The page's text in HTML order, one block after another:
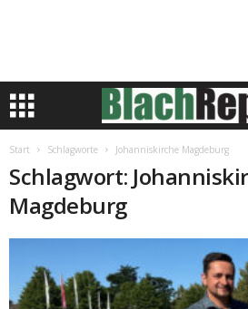
Start Schlagworte Johanniskirche Magdeburg
Schlagwort:
Magdeburg